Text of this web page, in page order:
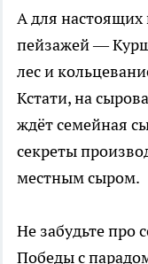
А для
пейзажей —
лес и
Кстати, на
ждёт семейная
секреты
местным сыром.
Не забудьте про
Победы с